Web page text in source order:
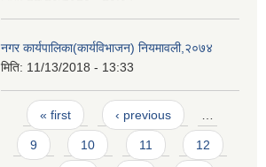
नगर कार्यपालिका(कार्यविभाजन) नियमावली,२०७४
मिति: 11/13/2018 - 13:33
Pages
« first ‹ previous …
9 10 11 12